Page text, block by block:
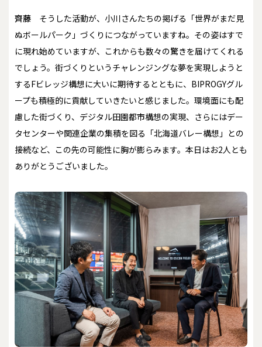
齊藤
そうした活動が、小川さんたちの掲げる「世界がまだ見
ぬボールパーク」づくりにつながっていますね。その姿はすで
に現れ始めていますが、これからも数々の驚きを届けてくれる
でしょう。街づくりというチャレンジングな夢を実現しようと
するFビレッジ構想に大いに期待するとともに、BIPROGYグル
ープも積極的に貢献していきたいと感じました。環境面にも配
慮した街づくり、デジタル田園都市構想の実現、さらにはデー
タセンターや関連企業の集積を図る「北海道バレー構想」との
接続など、この先の可能性に胸が膨らみます。本日はお2人とも
ありがとうございました。